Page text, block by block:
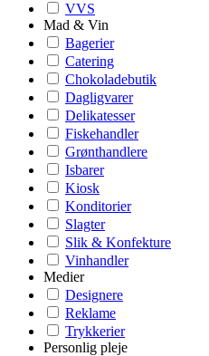
VVS
Mad & Vin
Bagerier
Catering
Chokoladebutik
Dagligvarer
Delikatesser
Fiskehandler
Grønthandlere
Isbarer
Kiosk
Konditorier
Slagter
Slik & Konfekture
Vinhandler
Medier
Designere
Reklame
Trykkerier
Personlig pleje